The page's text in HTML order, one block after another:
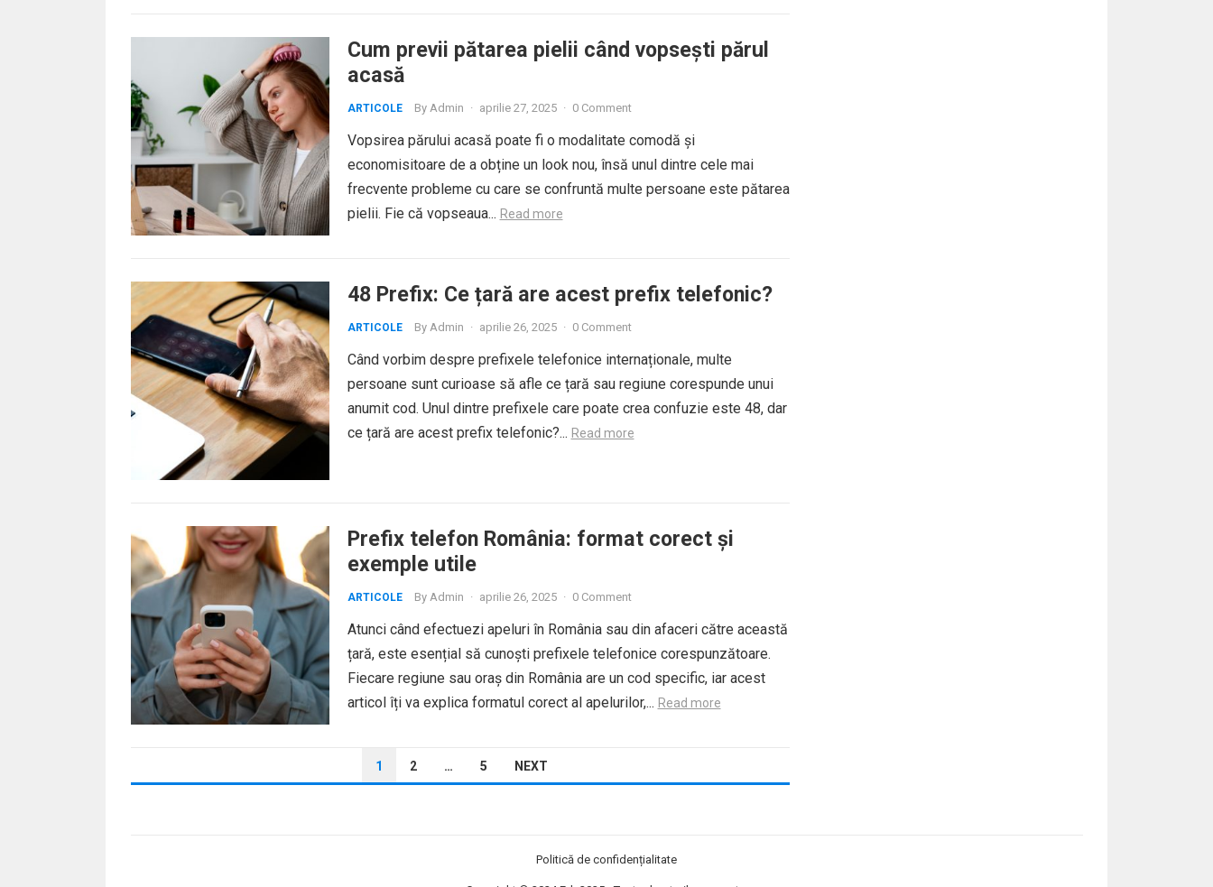
Cum previi pătarea pielii când vopsești părul
acasă
ARTICOLE By Admin · aprilie 27, 2025 · 0 Comment
Vopsirea părului acasă poate fi o modalitate comodă și
economisitoare de a obține un look nou, însă unul dintre cele mai
frecvente probleme cu care se confruntă multe persoane este pătarea
pielii. Fie că vopseaua... Read more
48 Prefix: Ce țară are acest prefix telefonic?
ARTICOLE By Admin · aprilie 26, 2025 · 0 Comment
Când vorbim despre prefixele telefonice internaționale, multe
persoane sunt curioase să afle ce țară sau regiune corespunde unui
anumit cod. Unul dintre prefixele care poate crea confuzie este 48, dar
ce țară are acest prefix telefonic?... Read more
Prefix telefon România: format corect și
exemple utile
ARTICOLE By Admin · aprilie 26, 2025 · 0 Comment
Atunci când efectuezi apeluri în România sau din afaceri către această
țară, este esențial să cunoști prefixele telefonice corespunzătoare.
Fiecare regiune sau oraș din România are un cod specific, iar acest
articol îți va explica formatul corect al apelurilor,... Read more
ARTICOLE
1 2 … 5 NEXT
Politică de confidențialitate